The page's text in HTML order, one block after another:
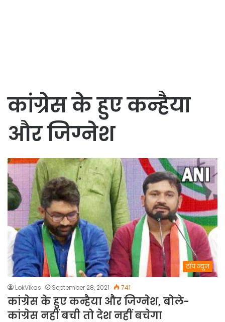
कांग्रेस के हुए कन्हैया
और जिग्नेश
टॉप न्यूज
LokVikas September 28, 2021 741
कांग्रेस के हुए कन्हैया और जिग्नेश, बोले-
कांग्रेस नहीं बची तो देश नहीं बचेगा